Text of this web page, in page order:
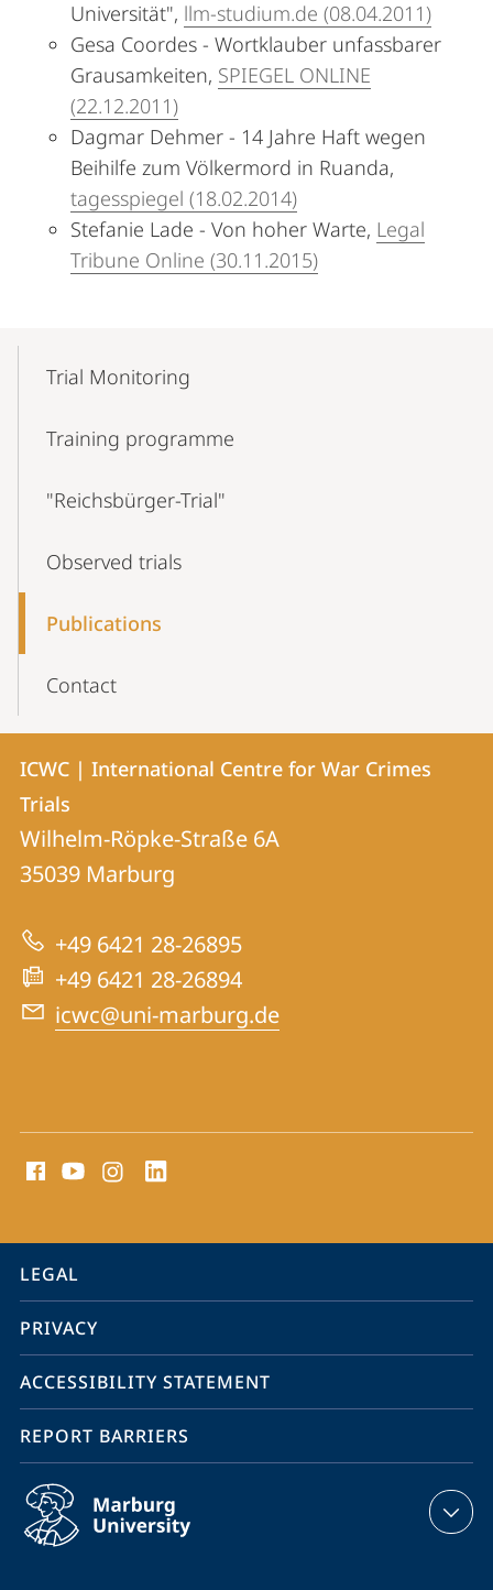
Universität", llm-studium.de (08.04.2011)
Gesa Coordes - Wortklauber unfassbarer
Grausamkeiten, SPIEGEL ONLINE
(22.12.2011)
Dagmar Dehmer - 14 Jahre Haft wegen
Beihilfe zum Völkermord in Ruanda,
tagesspiegel (18.02.2014)
Stefanie Lade - Von hoher Warte, Legal
Tribune Online (30.11.2015)
NavigationTrial Monitoring
Training programme
"Reichsbürger-Trial"
Observed trials
Publications
Contact
Contact
Contact
details
ICWC
|
International
Centre
for
War
Crimes
ICWC | International Centre for War Crimes
Trials
Wilhelm-Röpke-Straße 6A
35039 Marburg
+49 6421 28-26895
+49 6421 28-26894
icwc@uni-marburg.de
media
information
service
navigation
LEGAL
PRIVACY
ACCESSIBILITY STATEMENT
REPORT BARRIERS